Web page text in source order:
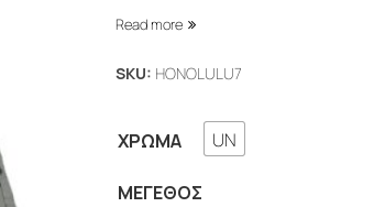
Read more
SKU: HONOLULU7
ΧΡΏΜΑ UN
ΜΈΓΕΘΟΣ